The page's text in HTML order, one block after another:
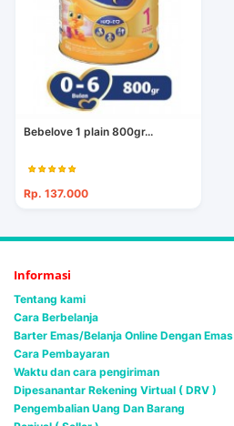
Bebelove 1 plain 800gr...
Rp. 137.000
Informasi
Tentang kami
Cara Berbelanja
Barter Emas/Belanja Online Dengan Emas
Cara Pembayaran
Waktu dan cara pengiriman
Dipesanantar Rekening Virtual ( DRV )
Pengembalian Uang Dan Barang